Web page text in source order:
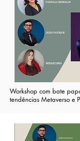
Workshop com bate
tendências Metaverso e